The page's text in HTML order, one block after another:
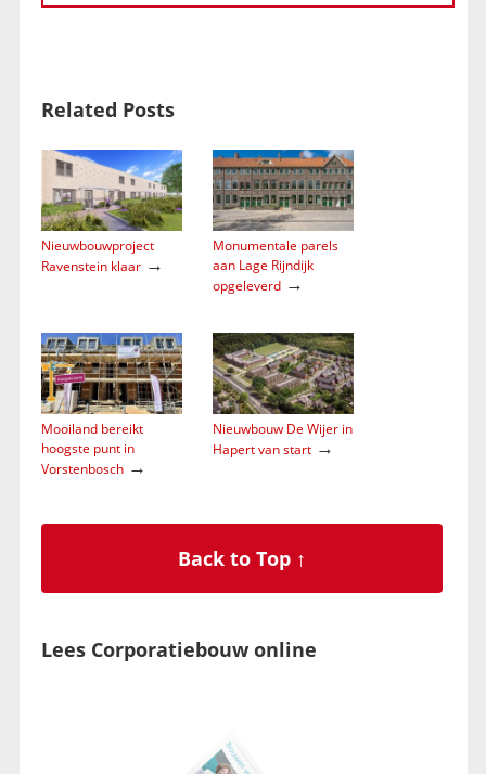
Related Posts
Nieuwbouwproject
Ravenstein klaar→
Monumentale parels
aan Lage Rijndijk
opgeleverd→
Mooiland bereikt
hoogste punt in
Vorstenbosch→
Nieuwbouw De Wijer in
Hapert van start→
Back to Top ↑
Lees Corporatiebouw online